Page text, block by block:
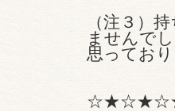
（注３）
ませんで
思ってお